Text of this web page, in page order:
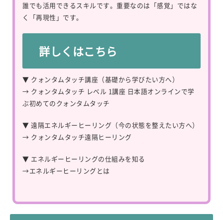
誰でも活用できるスキルです。重要なのは「感覚」ではな
く「再現性」です。
詳しくはこちら
▼ クォンタムタッチ講座（基礎から学びたい方へ）
→ クォンタムタッチ レベル 1講座 日本語オンラインで学
ぶ初めてのクォンタムタッチ
▼ 遠隔エネルギーヒーリング（今の状態を整えたい方へ）
→ クォンタムタッチ遠隔ヒーリング
▼ エネルギーヒーリングの仕組みを知る
→エネルギーヒーリングとは